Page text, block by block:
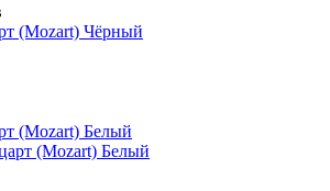
(Mozart) Чёрный
(Mozart) Белый